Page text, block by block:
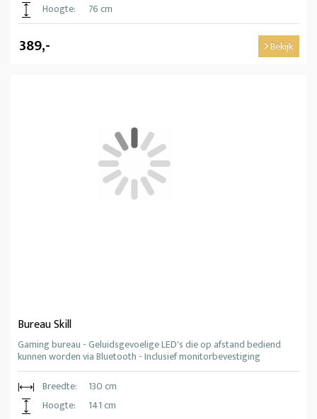
Hoogte:
76 cm
389,- Bekijk
Bureau Skill
Gaming bureau - Geluidsgevoelige LED's die op afstand bediend
kunnen worden via Bluetooth - Inclusief monitorbevestiging
Breedte:
130 cm
Hoogte:
141 cm